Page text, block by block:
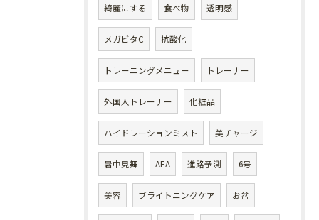
綺麗にする 食べ物 透明感
メガビタC 抗酸化
トレーニングメニュー トレーナー
外国人トレーナー 化粧品
ハイドレーションミスト 美チャージ
暑中見舞 AEA 進路予測 6号
美容 ブライトニングケア お盆